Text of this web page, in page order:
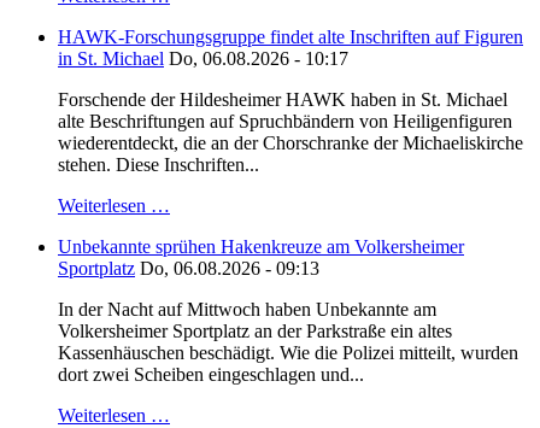
HAWK-Forschungsgruppe findet alte Inschriften auf Figuren
in St. Michael Do, 06.08.2026 - 10:17
Forschende der Hildesheimer HAWK haben in St. Michael
alte Beschriftungen auf Spruchbändern von Heiligenfiguren
wiederentdeckt, die an der Chorschranke der Michaeliskirche
stehen. Diese Inschriften...
Weiterlesen …
Unbekannte sprühen Hakenkreuze am Volkersheimer
Sportplatz Do, 06.08.2026 - 09:13
In der Nacht auf Mittwoch haben Unbekannte am
Volkersheimer Sportplatz an der Parkstraße ein altes
Kassenhäuschen beschädigt. Wie die Polizei mitteilt, wurden
dort zwei Scheiben eingeschlagen und...
Weiterlesen …